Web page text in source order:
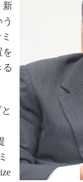
新
を
る